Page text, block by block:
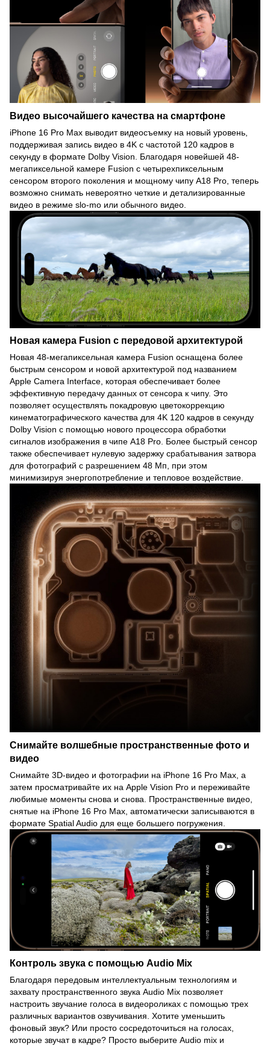
Видео высочайшего качества на смартфоне
iPhone 16 Pro Max выводит видеосъемку на новый уровень,
поддерживая запись видео в 4K с частотой 120 кадров в
секунду в формате Dolby Vision. Благодаря новейшей 48-
мегапиксельной камере Fusion с четырехпиксельным
сенсором второго поколения и мощному чипу A18 Pro, теперь
возможно снимать невероятно четкие и детализированные
видео в режиме slo-mo или обычного видео.
Новая камера Fusion с передовой архитектурой
Новая 48-мегапиксельная камера Fusion оснащена более
быстрым сенсором и новой архитектурой под названием
Apple Camera Interface, которая обеспечивает более
эффективную передачу данных от сенсора к чипу. Это
позволяет осуществлять покадровую цветокоррекцию
кинематографического качества для 4K 120 кадров в секунду
Dolby Vision с помощью нового процессора обработки
сигналов изображения в чипе A18 Pro. Более быстрый сенсор
также обеспечивает нулевую задержку срабатывания затвора
для фотографий с разрешением 48 Мп, при этом
минимизируя энергопотребление и тепловое воздействие.
Снимайте волшебные пространственные фото и
видео
Снимайте 3D-видео и фотографии на iPhone 16 Pro Max, а
затем просматривайте их на Apple Vision Pro и переживайте
любимые моменты снова и снова. Пространственные видео,
снятые на iPhone 16 Pro Max, автоматически записываются в
формате Spatial Audio для еще большего погружения.
Контроль звука с помощью Audio Mix
Благодаря передовым интеллектуальным технологиям и
захвату пространственного звука Audio Mix позволяет
настроить звучание голоса в видеороликах с помощью трех
различных вариантов озвучивания. Хотите уменьшить
фоновый звук? Или просто сосредоточиться на голосах,
которые звучат в кадре? Просто выберите Audio mix и